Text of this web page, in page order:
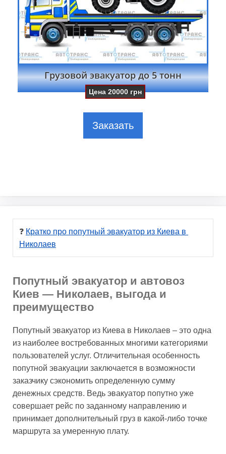
Грузовой эвакуатор до 5 тонн
Цена20000 грн
Заказать
❓ Кратко про попутный эвакуатор из Киева в
Николаев
Попутный эвакуатор и автовоз
Киев — Николаев, выгода и
преимущество
Попутный эвакуатор из Киева в Николаев – это одна
из наиболее востребованных многими категориями
пользователей услуг. Отличительная особенность
попутной эвакуации заключается в возможности
заказчику сэкономить определенную сумму
денежных средств. Ведь эвакуатор попутно уже
совершает рейс по заданному направлению и
принимает дополнительный груз в какой-либо точке
маршрута за умеренную плату.